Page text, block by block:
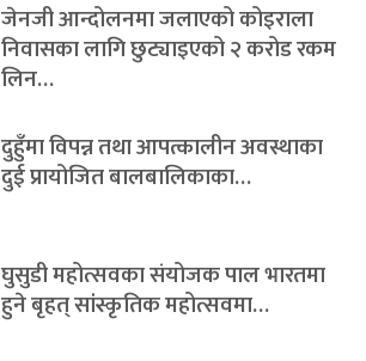
जेनजी आन्दोलनमा जलाएको कोइराला
निवासका लागि छुट्याइएको २ करोड रकम
लिन…
दुहुँमा विपन्न तथा आपत्कालीन अवस्थाका
दुई प्रायोजित बालबालिकाका…
घुसुडी महोत्सवका संयोजक पाल भारतमा
हुने बृहत् सांस्कृतिक महोत्सवमा…